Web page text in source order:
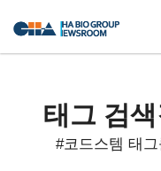
태그 검
#코드스템 태